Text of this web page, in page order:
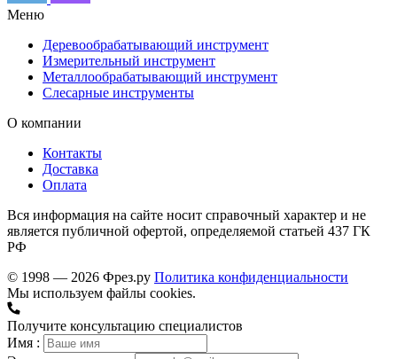
Меню
Деревообрабатывающий инструмент
Измерительный инструмент
Металлообрабатывающий инструмент
Слесарные инструменты
О компании
Контакты
Доставка
Оплата
Вся информация на сайте носит справочный характер и не
является публичной офертой, определяемой статьей 437 ГК
РФ
© 1998 — 2026 Фрез.ру Политика конфиденциальности
Мы используем файлы cookies.
Получите консультацию специалистов
Имя :